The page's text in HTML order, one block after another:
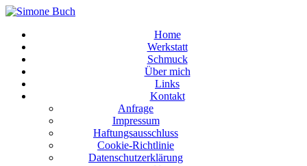
Home
Werkstatt
Schmuck
Über mich
Links
Kontakt
Anfrage
Impressum
Haftungsausschluss
Cookie-Richtlinie
Datenschutzerklärung